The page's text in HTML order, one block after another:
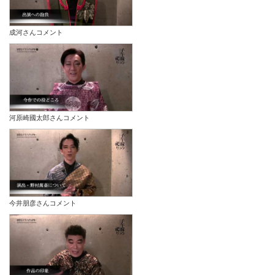
成河さんコメント
河原崎國太郎さんコメント
今井朋彦さんコメント